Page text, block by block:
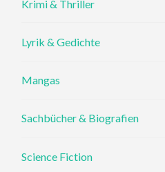
Krimi & Thriller
Lyrik & Gedichte
Mangas
Sachbücher & Biografien
Science Fiction